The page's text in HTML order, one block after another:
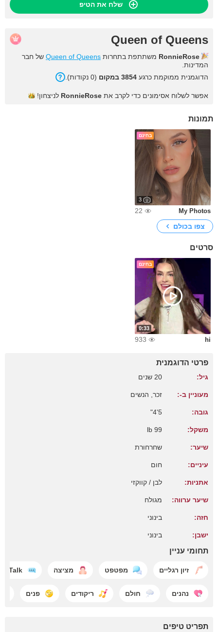
שלח את הטיפ
Queen of Queens
RonnieRose משתתפת בתחרות Queen of Queens של חבר
המדינות.
הדוגמנית ממוקמת כרגע 3854 במקום (0 נקודות).
אפשר לשלוח אסימונים כדי לקרב את RonnieRose לניצחון!
תמונות
בחינם
3
My Photos
22
צפו בכולם
סרטים
בחינם
0:33
hi
933
פרטי הדוגמנית
גיל: 20 שנים
מעוניין ב-: זכר, הנשים
גובה: 5'4"
משקל: 99 lb
שיער: שחרחורת
עיניים: חום
אתניות: לבן / קווקזי
שיער ערווה: מגולח
חזה: בינוני
ישבן: בינוני
תחומי עניין
זיון רגליים מפטפט מציצה Talk
נהנים חולם ריקודים פנים
תפריט טיפים